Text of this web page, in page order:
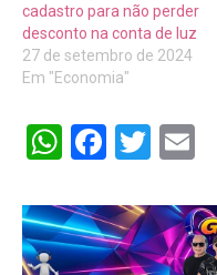
cadastro para não perder
desconto na conta de luz
27 de setembro de 2024
Em "Economia"
WhatsApp